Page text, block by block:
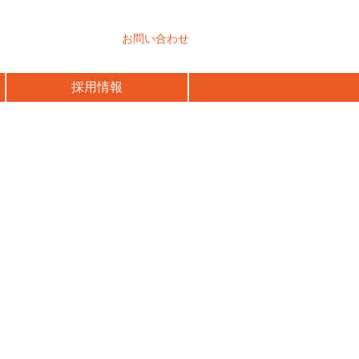
お問い合わせ
採用情報